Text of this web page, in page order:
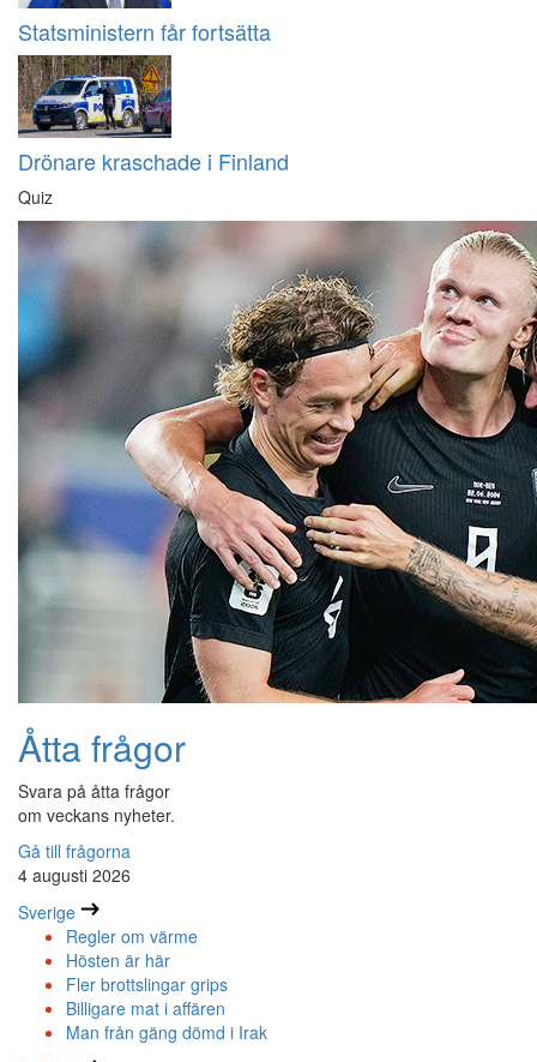
Statsministern får fortsätta
Drönare kraschade i Finland
Quiz
Åtta frågor
Svara på åtta frågor
om veckans nyheter.
Gå till frågorna
4 augusti 2026
Sverige
Regler om värme
Hösten är här
Fler brottslingar grips
Billigare mat i affären
Man från gäng dömd i Irak